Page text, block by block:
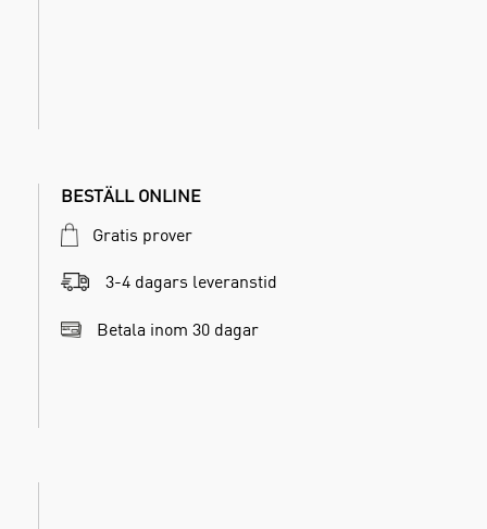
BESTÄLL ONLINE
Gratis prover
3-4 dagars leveranstid
Betala inom 30 dagar